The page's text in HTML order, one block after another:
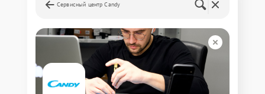
Сервисный центр Candy